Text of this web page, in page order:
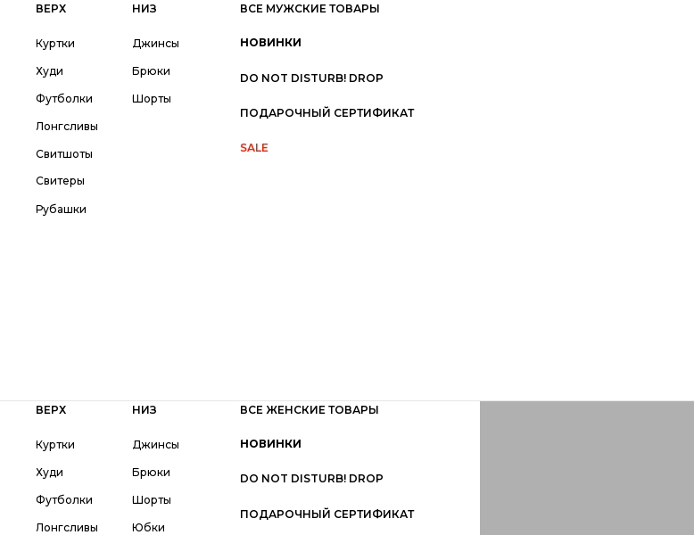
Куртки
Худи
Футболки
Лонгсливы
Свитшоты
Свитеры
Рубашки
Джинсы
Брюки
Шорты
DO NOT DISTURB! DROP
SALE
ПОДАРОЧНЫЙ СЕРТИФИКАТ
НОВИНКИ
ВСЕ МУЖСКИЕ ТОВАРЫ
ВЕРХ НИЗ
Куртки
Худи
Футболки
Лонгсливы
Джинсы
Брюки
Шорты
Юбки
DO NOT DISTURB! DROP
ПОДАРОЧНЫЙ СЕРТИФИКАТ
НОВИНКИ
ВСЕ ЖЕНСКИЕ ТОВАРЫ
ВЕРХ НИЗ